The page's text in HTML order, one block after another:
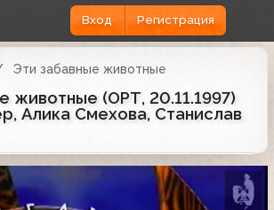
Вход Регистрация
Эти забавные животные
животные (ОРТ, 20.11.1997)
Алика Смехова, Станислав